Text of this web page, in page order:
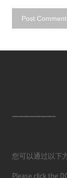
———————–
您可以通过以下
Please click the